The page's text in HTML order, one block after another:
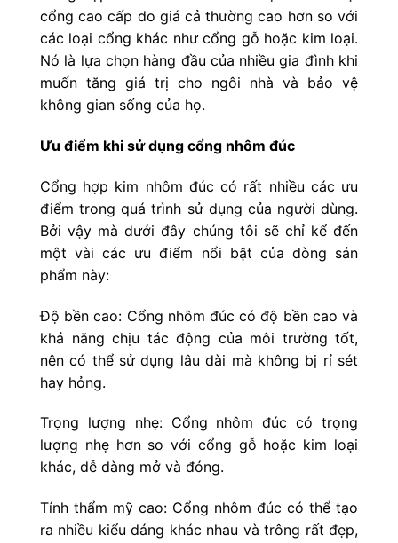
cổng cao cấp do giá cả thường cao hơn so với
các loại cổng khác như cổng gỗ hoặc kim loại.
Nó là lựa chọn hàng đầu của nhiều gia đình khi
muốn tăng giá trị cho ngôi nhà và bảo vệ
không gian sống của họ.
Ưu điểm khi sử dụng cổng nhôm đúc
Cổng hợp kim nhôm đúc có rất nhiều các ưu
điểm trong quá trình sử dụng của người dùng.
Bởi vậy mà dưới đây chúng tôi sẽ chỉ kể đến
một vài các ưu điểm nổi bật của dòng sản
phẩm này:
Độ bền cao: Cổng nhôm đúc có độ bền cao và
khả năng chịu tác động của môi trường tốt,
nên có thể sử dụng lâu dài mà không bị rỉ sét
hay hỏng.
Trọng lượng nhẹ: Cổng nhôm đúc có trọng
lượng nhẹ hơn so với cổng gỗ hoặc kim loại
khác, dễ dàng mở và đóng.
Tính thẩm mỹ cao: Cổng nhôm đúc có thể tạo
ra nhiều kiểu dáng khác nhau và trông rất đẹp,